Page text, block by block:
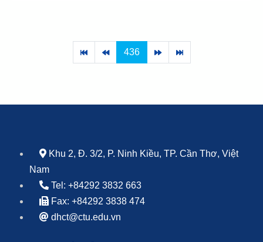
436
Khu 2, Đ. 3/2, P. Ninh Kiều, TP. Cần Thơ, Việt
Nam
Tel: +84292 3832 663
Fax: +84292 3838 474
dhct@ctu.edu.vn